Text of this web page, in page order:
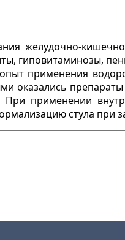
желудочно-
гиповитаминозы,
применения
оказались
При применении
стула при